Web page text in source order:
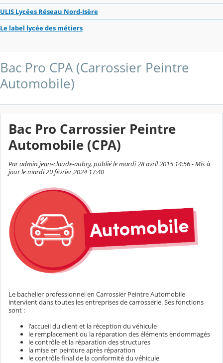
ULIS Lycées Réseau Nord-Isère
Le label lycée des métiers
Bac Pro CPA (Carrossier Peintre
Automobile)
Bac Pro Carrossier Peintre
Automobile (CPA)
Par admin jean-claude-aubry, publié le mardi 28 avril 2015 14:56 - Mis à
jour le mardi 20 février 2024 17:40
Le bachelier professionnel en Carrossier Peintre Automobile
intervient dans toutes les entreprises de carrosserie. Ses fonctions
sont :
l'accueil du client et la réception du véhicule
le remplacement ou la réparation des éléments endommagés
le contrôle et la réparation des structures
la mise en peinture après réparation
le contrôle final de la conformité du véhicule